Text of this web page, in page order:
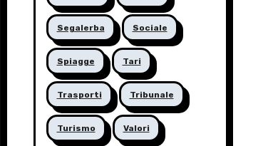
Segalerba Sociale
Spiagge Tari
Trasporti Tribunale
Turismo Valori